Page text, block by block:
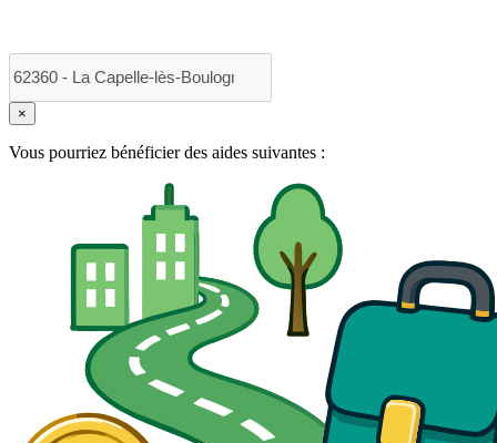
×
Vous pourriez bénéficier des aides suivantes :